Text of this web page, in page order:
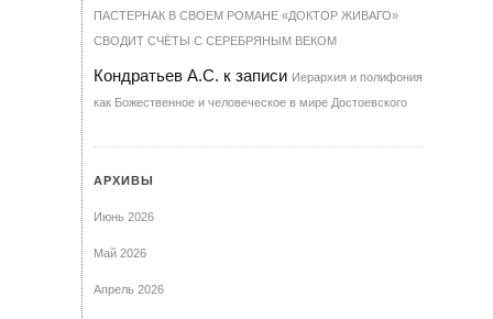
ПАСТЕРНАК В СВОЕМ РОМАНЕ «ДОКТОР ЖИВАГО»
СВОДИТ СЧЁТЫ С СЕРЕБРЯНЫМ ВЕКОМ
Кондратьев А.С. к записи Иерархия и полифония
как Божественное и человеческое в мире Достоевского
АРХИВЫ
Июнь 2026
Май 2026
Апрель 2026